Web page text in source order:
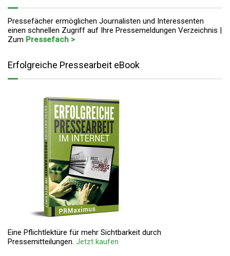
Pressefächer ermöglichen Journalisten und Interessenten
einen schnellen Zugriff auf Ihre Pressemeldungen Verzeichnis |
Zum Pressefach >
Erfolgreiche Pressearbeit eBook
Eine Pflichtlektüre für mehr Sichtbarkeit durch
Pressemitteilungen. Jetzt kaufen